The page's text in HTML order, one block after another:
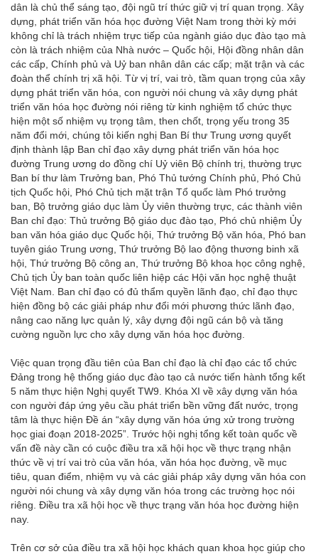
dân là chủ thể sáng tạo, đội ngũ trí thức giữ vị trí quan trọng. Xây
dựng, phát triển văn hóa học đường Việt Nam trong thời kỳ mới
không chỉ là trách nhiệm trực tiếp của ngành giáo dục đào tạo mà
còn là trách nhiệm của Nhà nước – Quốc hội, Hội đồng nhân dân
các cấp, Chính phủ và Uỷ ban nhân dân các cấp; mặt trận và các
đoàn thể chính trị xã hội. Từ vị trí, vai trò, tầm quan trọng của xây
dựng phát triển văn hóa, con người nói chung và xây dựng phát
triển văn hóa học đường nói riêng từ kinh nghiệm tổ chức thực
hiện một số nhiệm vụ trọng tâm, then chốt, trọng yếu trong 35
năm đổi mới, chúng tôi kiến nghị Ban Bí thư Trung ương quyết
định thành lập Ban chỉ đạo xây dựng phát triển văn hóa học
đường Trung ương do đồng chí Uỷ viên Bộ chính trị, thường trực
Ban bí thư làm Trưởng ban, Phó Thủ tướng Chính phủ, Phó Chủ
tịch Quốc hội, Phó Chủ tịch mặt trận Tổ quốc làm Phó trưởng
ban, Bộ trưởng giáo dục làm Ủy viên thường trực, các thành viên
Ban chỉ đạo: Thủ trưởng Bộ giáo dục đào tạo, Phó chủ nhiệm Ủy
ban văn hóa giáo dục Quốc hội, Thứ trưởng Bộ văn hóa, Phó ban
tuyên giáo Trung ương, Thứ trưởng Bộ lao động thương binh xã
hội, Thứ trưởng Bộ công an, Thứ trưởng Bộ khoa học công nghệ,
Chủ tịch Ủy ban toàn quốc liên hiệp các Hội văn học nghệ thuật
Việt Nam. Ban chỉ đạo có đủ thẩm quyền lãnh đạo, chỉ đạo thực
hiện đồng bộ các giải pháp như đổi mới phương thức lãnh đạo,
nâng cao năng lực quản lý, xây dựng đội ngũ cán bộ và tăng
cường nguồn lực cho xây dựng văn hóa học đường.
Việc quan trọng đầu tiên của Ban chỉ đạo là chỉ đạo các tổ chức
Đảng trong hệ thống giáo dục đào tạo cả nước tiến hành tổng kết
5 năm thực hiện Nghị quyết TW9. Khóa XI về xây dựng văn hóa
con người đáp ứng yêu cầu phát triển bền vững đất nước, trọng
tâm là thực hiện Đề án “xây dựng văn hóa ứng xử trong trường
học giai đoạn 2018-2025”. Trước hội nghị tổng kết toàn quốc về
vấn đề này cần có cuộc điều tra xã hội học về thực trạng nhận
thức về vị trí vai trò của văn hóa, văn hóa học đường, về mục
tiêu, quan điểm, nhiệm vụ và các giải pháp xây dựng văn hóa con
người nói chung và xây dựng văn hóa trong các trường học nói
riêng. Điều tra xã hội học về thực trạng văn hóa học đường hiện
nay.
Trên cơ sở của điều tra xã hội học khách quan khoa học giúp cho